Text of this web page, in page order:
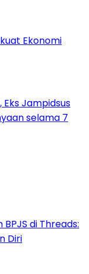
Ekonomi
Eks Jampidsus
selama 7
di Threads:
Diri